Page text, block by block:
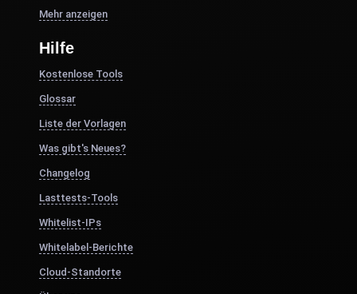
Mehr anzeigen
Hilfe
Kostenlose Tools
Glossar
Liste der Vorlagen
Was gibt's Neues?
Changelog
Lasttests-Tools
Whitelist-IPs
Whitelabel-Berichte
Cloud-Standorte